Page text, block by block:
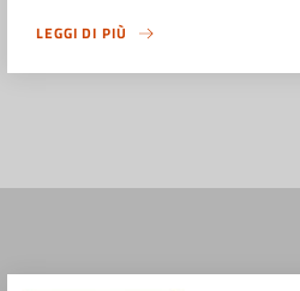
LEGGI DI PIÙ